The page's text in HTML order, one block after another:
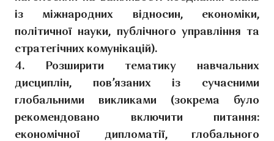
із міжнародних відносин, економіки,
політичної науки, публічного управління та
стратегічних комунікацій).
4. Розширити тематику навчальних
дисциплін, пов’язаних із сучасними
глобальними викликами (зокрема було
рекомендовано включити питання:
економічної дипломатії, глобального